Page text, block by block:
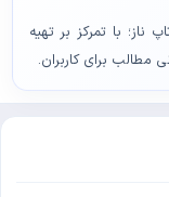
ناز؛ با تمرکز بر تهیه
مطالب برای کاربران.